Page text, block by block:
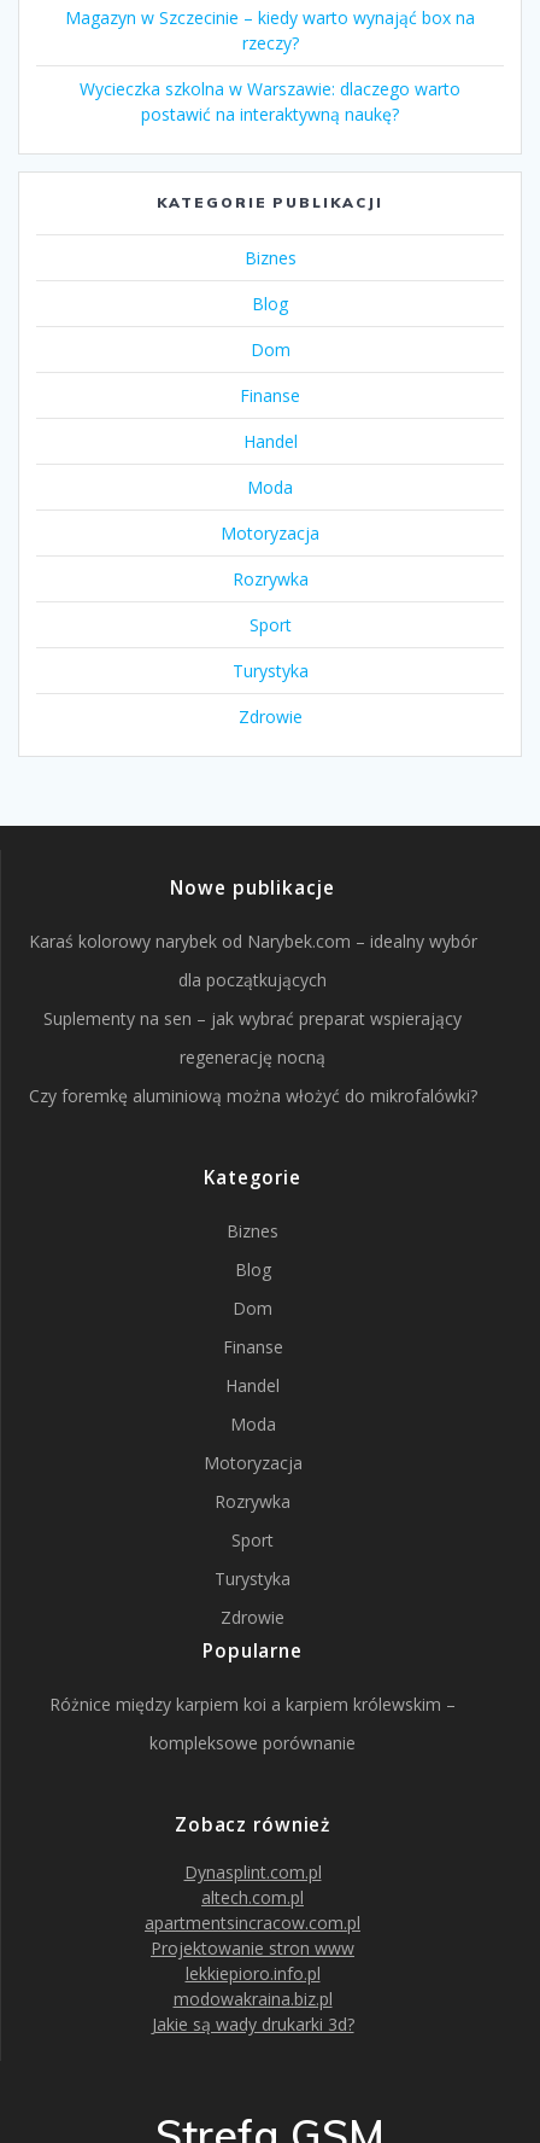
Magazyn w Szczecinie – kiedy warto wynająć box na
rzeczy?
Wycieczka szkolna w Warszawie: dlaczego warto
postawić na interaktywną naukę?
KATEGORIE PUBLIKACJI
Biznes
Blog
Dom
Finanse
Handel
Moda
Motoryzacja
Rozrywka
Sport
Turystyka
Zdrowie
Nowe publikacje
Karaś kolorowy narybek od Narybek.com – idealny wybór
dla początkujących
Suplementy na sen – jak wybrać preparat wspierający
regenerację nocną
Czy foremkę aluminiową można włożyć do mikrofalówki?
Kategorie
Biznes
Blog
Dom
Finanse
Handel
Moda
Motoryzacja
Rozrywka
Sport
Turystyka
Zdrowie
Popularne
Różnice między karpiem koi a karpiem królewskim –
kompleksowe porównanie
Zobacz również
Dynasplint.com.pl
altech.com.pl
apartmentsincracow.com.pl
Projektowanie stron www
lekkiepioro.info.pl
modowakraina.biz.pl
Jakie są wady drukarki 3d?